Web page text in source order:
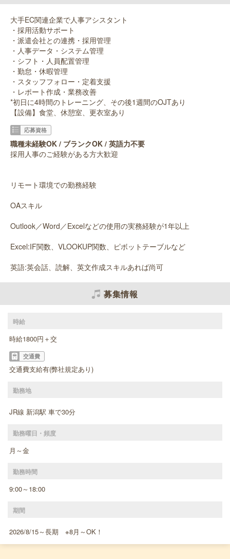
大手EC関連企業で人事アシスタント
・採用活動サポート
・派遣会社との連携・採用管理
・人事データ・システム管理
・シフト・人員配置管理
・勤怠・休暇管理
・スタッフフォロー・定着支援
・レポート作成・業務改善
*初日に4時間のトレーニング、その後1週間のOJTあり
【設備】食堂、休憩室、更衣室あり
応募資格
職種未経験OK / ブランクOK / 英語力不要
採用人事のご経験がある方大歓迎
リモート環境での勤務経験
OAスキル
Outlook／Word／Excelなどの使用の実務経験が1年以上
Excel:IF関数、VLOOKUP関数、ピボットテーブルなど
英語:英会話、読解、英文作成スキルあれば尚可
募集情報
時給
時給1800円＋交
交通費
交通費支給有(弊社規定あり)
勤務地
JR線 新潟駅 車で30分
勤務曜日・頻度
月～金
勤務時間
9:00～18:00
期間
2026/8/15～長期 ※8月～OK！